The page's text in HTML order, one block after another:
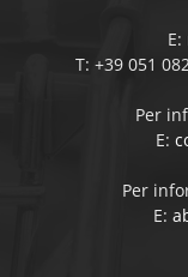
E:
T: +39 051
Per
E:
Per
E: